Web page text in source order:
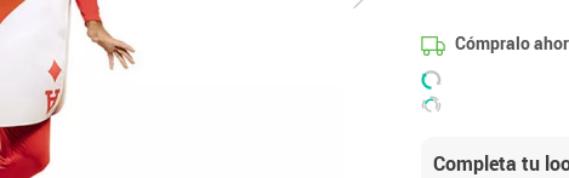
Cómpralo
Completa tu